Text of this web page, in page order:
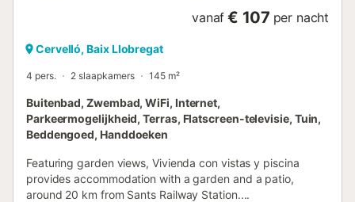
vanaf € 107 per nacht
Cervelló, Baix Llobregat
4 pers. 2 slaapkamers 145 m²
Buitenbad, Zwembad, WiFi, Internet,
Parkeermogelijkheid, Terras, Flatscreen-televisie, Tuin,
Beddengoed, Handdoeken
Featuring garden views, Vivienda con vistas y piscina
provides accommodation with a garden and a patio,
around 20 km from Sants Railway Station....